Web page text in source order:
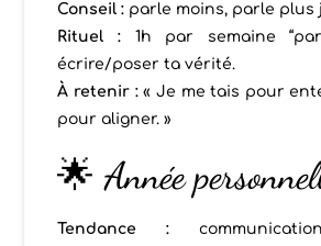
Conseil : parle moins, parle plus
Rituel : 1h par semaine
écrire/poser ta vérité.
À retenir :« Je me tais pour
pour aligner. »
🌟 Année
Tendance :